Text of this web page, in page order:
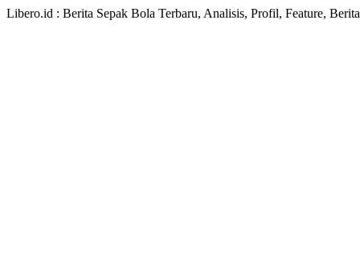
Libero.id : Berita Sepak Bola Terbaru, Analisis, Profil, Feature,